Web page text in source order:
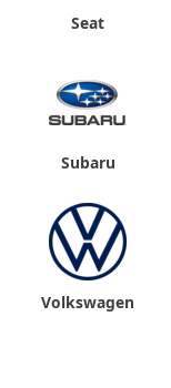
Seat
Subaru
Volkswagen